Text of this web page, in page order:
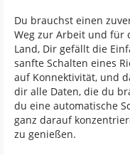
Du brauchst einen
Weg zur Arbeit und für
Land, Dir gefällt die
sanfte Schalten eines
auf Konnektivität, und
dir alle Daten, die du
du eine automatische
ganz darauf
zu genießen.